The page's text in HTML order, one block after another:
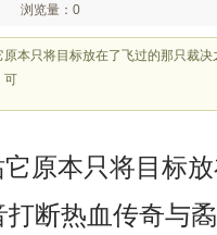
浏览量：0
本只将目标放在了飞过的那只裁
可
原本只将目标
断热血传奇与